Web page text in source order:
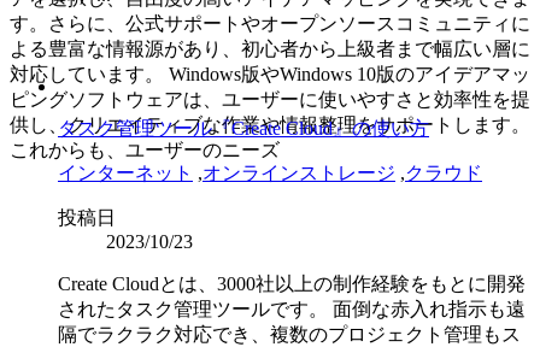
す。さらに、公式サポートやオープンソースコミュニティに
よる豊富な情報源があり、初心者から上級者まで幅広い層に
対応しています。 Windows版やWindows 10版のアイデアマッ
ピングソフトウェアは、ユーザーに使いやすさと効率性を提
供し、クリエイティブな作業や情報整理をサポートします。
これからも、ユーザーのニーズ
タスク管理ツール『Create Cloud』の使い方
インターネット ,オンラインストレージ ,クラウド
投稿日
2023/10/23
Create Cloudとは、3000社以上の制作経験をもとに開発
されたタスク管理ツールです。 面倒な赤入れ指示も遠
隔でラクラク対応でき、複数のプロジェクト管理もス